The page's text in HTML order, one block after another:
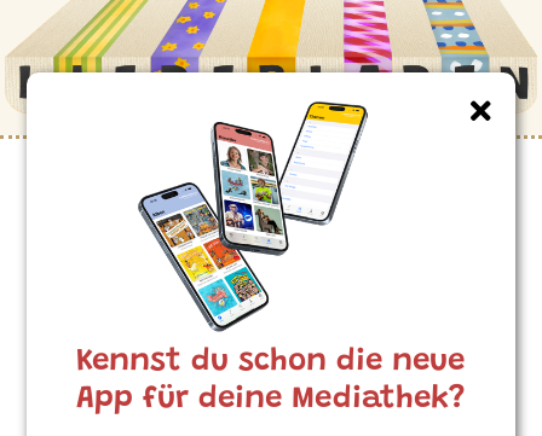
Maja Lynn
Kennst du schon die neue
App für deine Mediathek?